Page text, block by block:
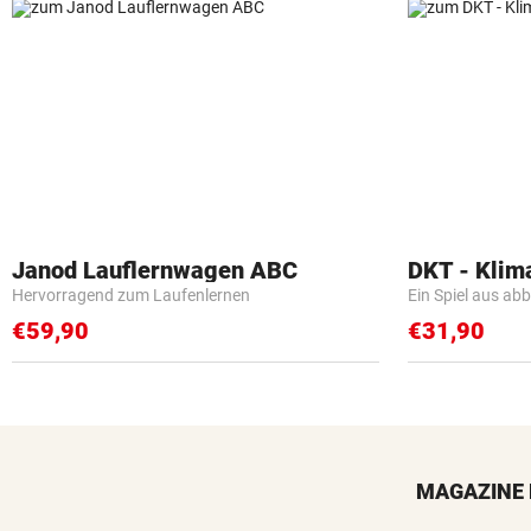
Janod Lauflernwagen ABC
Hervorragend zum Laufenlernen
€59,90
DKT -
Ein Spiel aus
€31,90
MAGAZINE